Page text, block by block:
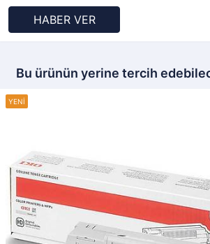
HABER VER
Bu ürünün yerine tercih